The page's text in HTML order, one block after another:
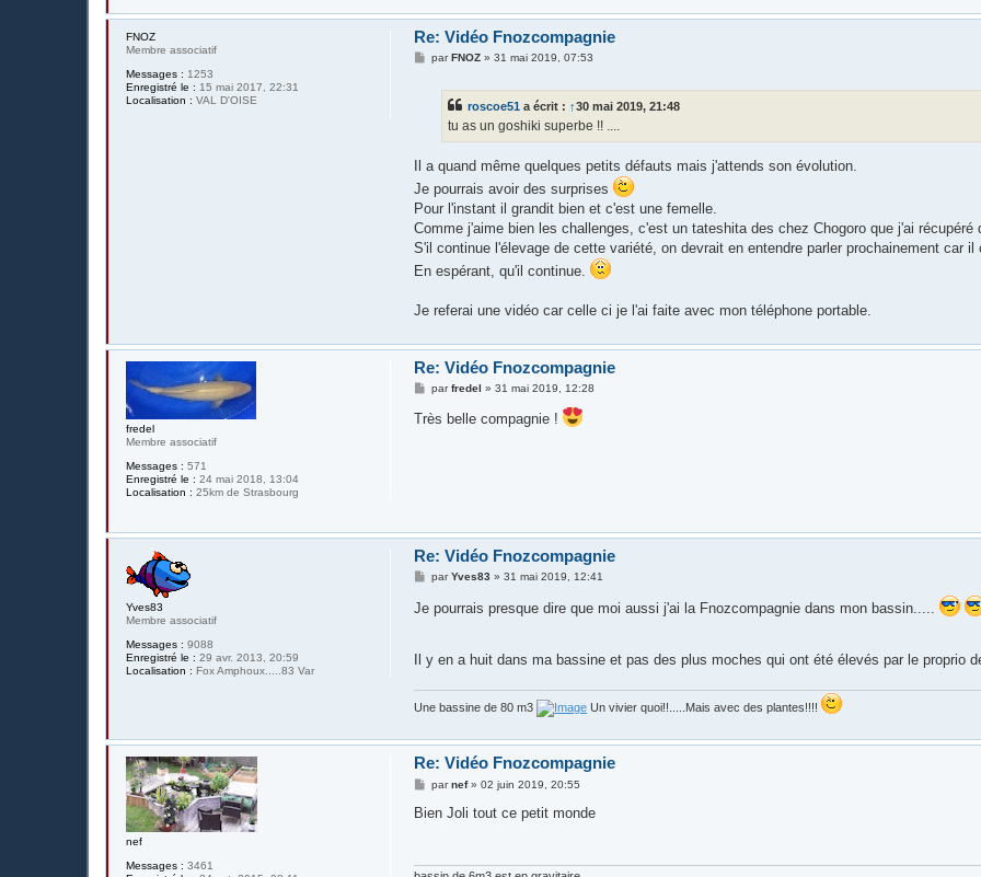
FNOZ
Membre associatif
Messages : 1253
Enregistré le : 15 mai 2017, 22:31
Localisation : VAL D'OISE
Re: Vidéo Fnozcompagnie
MparFNOZ »31 mai 2019, 07:53
roscoe51 a écrit : ↑30 mai 2019, 21:48
tu as un goshiki superbe !! ....
Il a quand même quelques petits défauts mais j'attends son évolution.
Je pourrais avoir des surprises
Pour l'instant il grandit bien et c'est une femelle.
Comme j'aime bien les challenges, c'est un tateshita des chez Chogoro que j'ai
S'il continue l'élevage de cette variété, on devrait en entendre parler prochainement car
En espérant, qu'il continue.
Je referai une vidéo car celle ci je l'ai faite avec mon téléphone portable.
fredel
Membre associatif
Messages : 571
Enregistré le : 24 mai 2018, 13:04
Localisation : 25km de Strasbourg
Re: Vidéo Fnozcompagnie
M
s
s
parfredel »31 mai 2019, 12:28
Très belle compagnie !
Yves83
Membre associatif
Messages : 9088
Enregistré le : 29 avr. 2013, 20:59
Localisation : Fox Amphoux.....83 Var
Re: Vidéo Fnozcompagnie
M
s
e
parYves83 »31 mai 2019, 12:41
Je pourrais presque dire que moi aussi j'ai la Fnozcompagnie dans mon bassin.....
Il y en a huit dans ma bassine et pas des plus moches qui ont été élevés par le proprio
Une bassine de 80 m3 Un vivier quoi!!.....Mais avec des plantes!!!!
nef
Messages : 3461
Re: Vidéo Fnozcompagnie
M
s
parnef»02 juin 2019, 20:55
Bien Joli tout ce petit monde